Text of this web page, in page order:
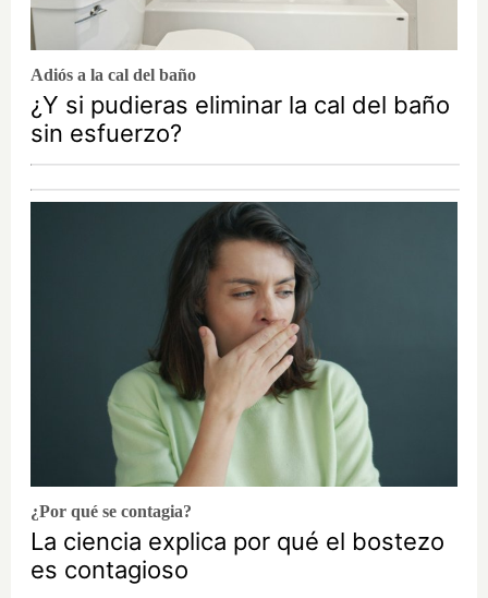
Adiós a la cal del baño
¿Y si pudieras eliminar la cal del baño
sin esfuerzo?
¿Por qué se contagia?
La ciencia explica por qué el bostezo
es contagioso